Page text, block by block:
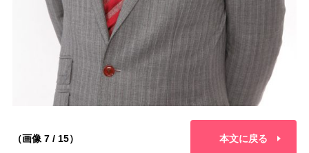
（画像 7 / 15） 本文に戻る